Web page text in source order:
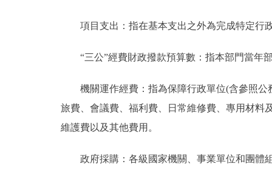
項目支出：指在基本支出之外為完成特定行
“三公”經費財政撥款預算數：指本部門當年部
機關運作經費：指為保障行政單位(含參照公
旅費、會議費、福利費、日常維修費、專用材料
維護費以及其他費用。
政府採購：各級國家機關、事業單位和團體組